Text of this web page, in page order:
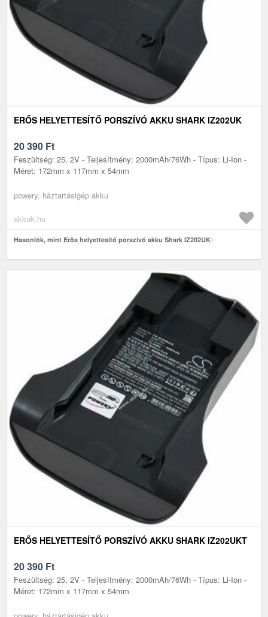
ERŐS HELYETTESÍTŐ PORSZÍVÓ AKKU SHARK IZ202UK
20 390 Ft
Feszültség: 25, 2V - Teljesítmény: 2000mAh/76Wh - Típus: Li-Ion -
Méret: 172mm x 117mm x 54mm
powery, háztartásigép akku
akkuk.hu
Hasonlók, mint Erős helyettesítő porszívó akku Shark IZ202UK
ERŐS HELYETTESÍTŐ PORSZÍVÓ AKKU SHARK IZ202UKT
20 390 Ft
Feszültség: 25, 2V - Teljesítmény: 2000mAh/76Wh - Típus: Li-Ion -
Méret: 172mm x 117mm x 54mm